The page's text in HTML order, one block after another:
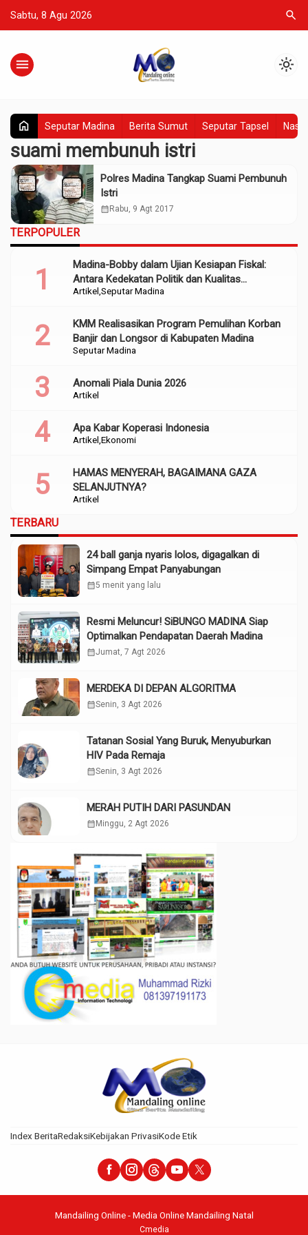
Sabtu, 8 Agu 2026 search
menu light_mode
home Seputar Madina Berita Sumut Seputar Tapsel
suami membunuh istri
Polres Madina Tangkap Suami Pembunuh
Istri
calendar_month Rabu, 9 Agt 2017
TERPOPULER
Artikel Seputar Madina
Madina-Bobby dalam Ujian Kesiapan Fiskal:
Antara Kedekatan Politik dan Kualitas
Perencanaan
Seputar Madina
KMM Realisasikan Program Pemulihan Korban
Banjir dan Longsor di Kabupaten Madina
Artikel
Anomali Piala Dunia 2026
Artikel Ekonomi
Apa Kabar Koperasi Indonesia
Artikel
HAMAS MENYERAH, BAGAIMANA GAZA
SELANJUTNYA?
TERBARU
24 ball ganja nyaris lolos, digagalkan di
Simpang Empat Panyabungan
calendar_month5 menit yang lalu
Resmi Meluncur! SiBUNGO MADINA Siap
Optimalkan Pendapatan Daerah Madina
calendar_monthJumat, 7 Agt 2026
MERDEKA DI DEPAN ALGORITMA
calendar_monthSenin, 3 Agt 2026
Tatanan Sosial Yang Buruk, Menyuburkan
HIV Pada Remaja
calendar_monthSenin, 3 Agt 2026
MERAH PUTIH DARI PASUNDAN
calendar_month Minggu, 2 Agt 2026
Index BeritaRedaksiKebijakan PrivasiKode Etik
Mandailing Online - Media Online Mandailing Natal
Cmedia